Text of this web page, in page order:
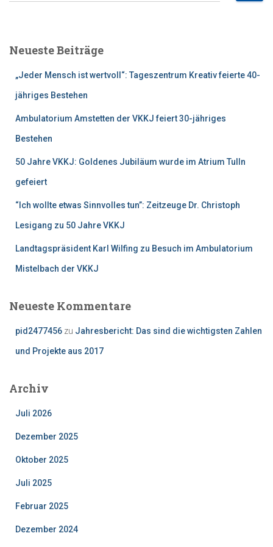
n
Neueste Beiträge
„Jeder Mensch ist wertvoll“: Tageszentrum Kreativ feierte 40-
jähriges Bestehen
Ambulatorium Amstetten der VKKJ feiert 30-jähriges
Bestehen
50 Jahre VKKJ: Goldenes Jubiläum wurde im Atrium Tulln
gefeiert
“Ich wollte etwas Sinnvolles tun”: Zeitzeuge Dr. Christoph
Lesigang zu 50 Jahre VKKJ
Landtagspräsident Karl Wilfing zu Besuch im Ambulatorium
Mistelbach der VKKJ
Neueste Kommentare
pid2477456 zu Jahresbericht: Das sind die wichtigsten Zahlen
und Projekte aus 2017
Archiv
Juli 2026
Dezember 2025
Oktober 2025
Juli 2025
Februar 2025
Dezember 2024